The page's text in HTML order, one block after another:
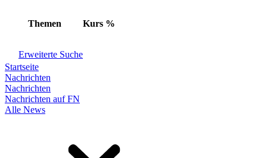
Themen Kurs %
Erweiterte Suche
Startseite
Nachrichten
Nachrichten
Nachrichten auf FN
Alle News